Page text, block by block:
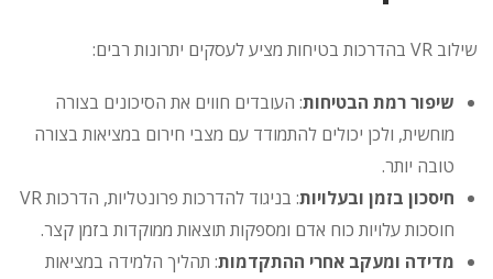
שילוב VR בהדרכות בטיחות מציע לעסקים יתרונות רבים:
שיפור רמת הבטיחות: העובדים חווים את הסיכונים בצורה
מוחשית, ולכן יכולים להתמודד עם מצבי חירום במציאות בצורה
טובה יותר.
חיסכון בזמן ובעלויות
: בניגוד להדרכות פרונטליות, הדרכות VR
חוסכות עלויות כוח אדם ומספקות תוצאות ממוקדות בזמן קצר.
מדידה ומעקב אחרי ההתקדמות: תהליך הלמידה במציאות